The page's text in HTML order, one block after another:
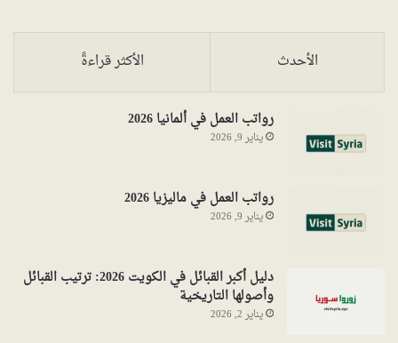
الأحدث الأكثر قراءةً
رواتب العمل في ألمانيا 2026
يناير 9, 2026
رواتب العمل في ماليزيا 2026
يناير 9, 2026
دليل أكبر القبائل في الكويت 2026: ترتيب القبائل
وأصولها التاريخية
يناير 2, 2026